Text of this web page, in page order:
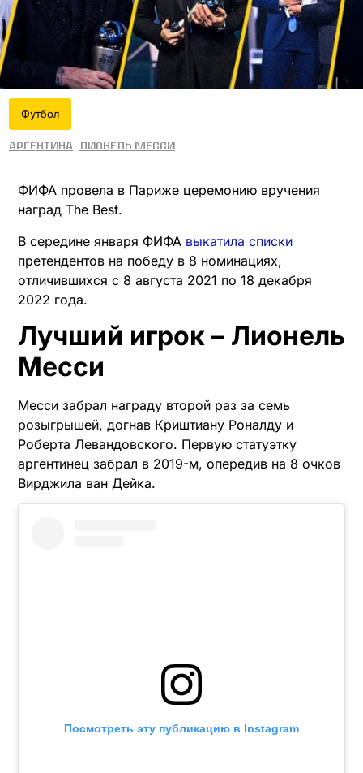
Футбол
Аргентина Лионель Месси
ФИФА провела в Париже церемонию вручения
наград The Best.
В середине января ФИФА выкатила списки
претендентов на победу в 8 номинациях,
отличившихся с 8 августа 2021 по 18 декабря
2022 года.
Лучший игрок – Лионель
Месси
Месси забрал награду второй раз за семь
розыгрышей, догнав Криштиану Роналду и
Роберта Левандовского. Первую статуэтку
аргентинец забрал в 2019-м, опередив на 8 очков
Вирджила ван Дейка.
Посмотреть эту публикацию в Instagram